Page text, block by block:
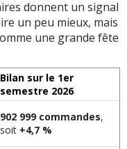
donnent un signal
un peu mieux, mais
une grande fête
Bilan sur le 1er
semestre 2026
902 999 commandes,
soit +4,7 %